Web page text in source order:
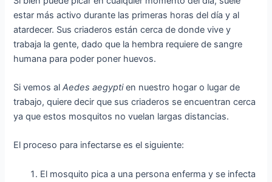
estar más activo durante las primeras horas del día y al
atardecer. Sus criaderos están cerca de donde vive y
trabaja la gente, dado que la hembra requiere de sangre
humana para poder poner huevos.
Si vemos alAedes aegyptien nuestro hogar o lugar de
trabajo, quiere decir que sus criaderos se encuentran cerca
ya que estos mosquitos no vuelan largas distancias.
El proceso para infectarse es el siguiente:
El mosquito pica a una persona enferma y se infecta